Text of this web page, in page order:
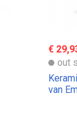
€
out
van